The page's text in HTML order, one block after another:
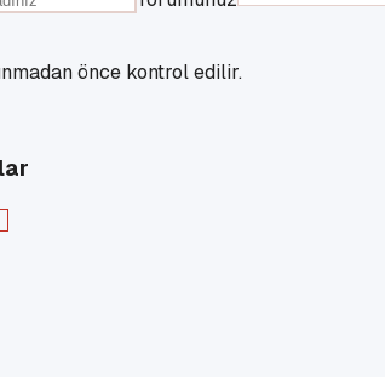
önce kontrol edilir.